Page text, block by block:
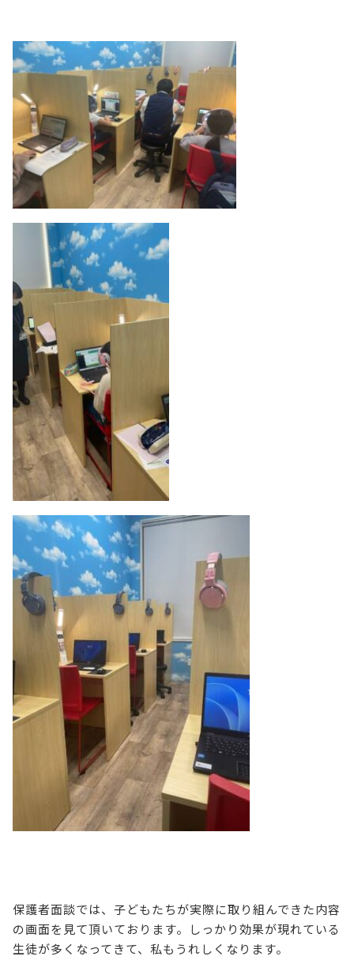
保護者面談では、子どもたちが実際に取り組んできた内容
の画面を見て頂いております。しっかり効果が現れている
生徒が多くなってきて、私もうれしくなります。